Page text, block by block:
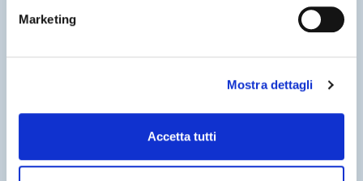
Marketing
Mostra dettagli
Accetta tutti
10 Settembre 2003